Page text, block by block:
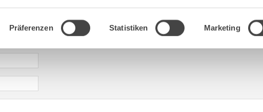
Präferenzen Statistiken Marketing
buchhandlung@maria[...].de
* required information | erforderliche Informationen | Información requerida